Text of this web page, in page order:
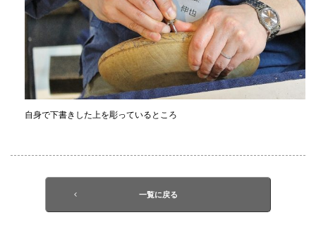
自身で下書きした上を彫っているところ
一覧に戻る